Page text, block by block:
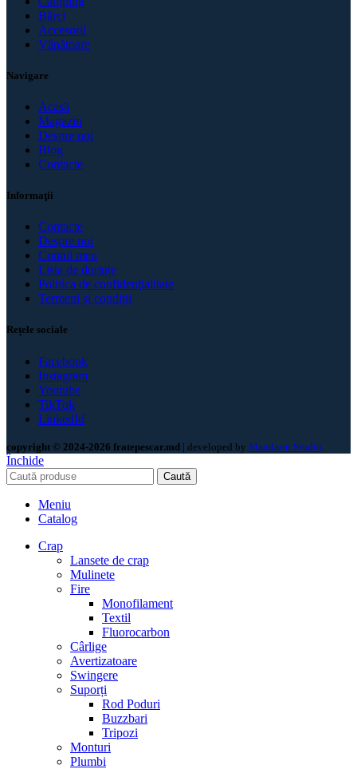
Bărci
Accesorii
Vânătoare
Navigare
Acasă
Magazin
Despre noi
Blog
Contacte
Informaţii
Contacte
Despre noi
Contul meu
Lista de dorințe
Politica de confidenţialitate
Termeni și condiții
Rețele sociale
Facebook
Instagram
Youtube
TikTok
LinkedId
copyright © 2024-2026 fratepescar.md | developed by Mandarin Studio
Închide
Caută
Meniu
Catalog
Crap
Lansete de crap
Mulinete
Fire
Monofilament
Textil
Fluorocarbon
Cârlige
Avertizatoare
Swingere
Suporți
Rod Poduri
Buzzbari
Tripozi
Monturi
Plumbi